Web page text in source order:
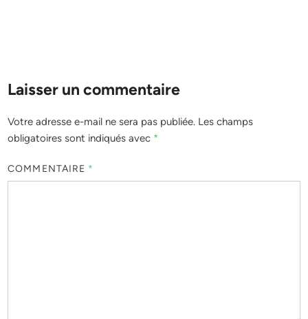
Laisser un commentaire
Votre adresse e-mail ne sera pas publiée. Les champs
obligatoires sont indiqués avec *
COMMENTAIRE *